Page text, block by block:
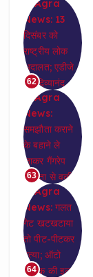
62
63
64